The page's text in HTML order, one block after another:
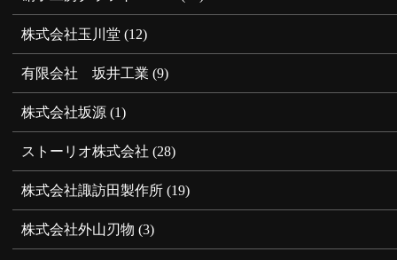
株式会社玉川堂 (12)
有限会社 坂井工業 (9)
株式会社坂源 (1)
ストーリオ株式会社 (28)
株式会社諏訪田製作所 (19)
株式会社外山刃物 (3)